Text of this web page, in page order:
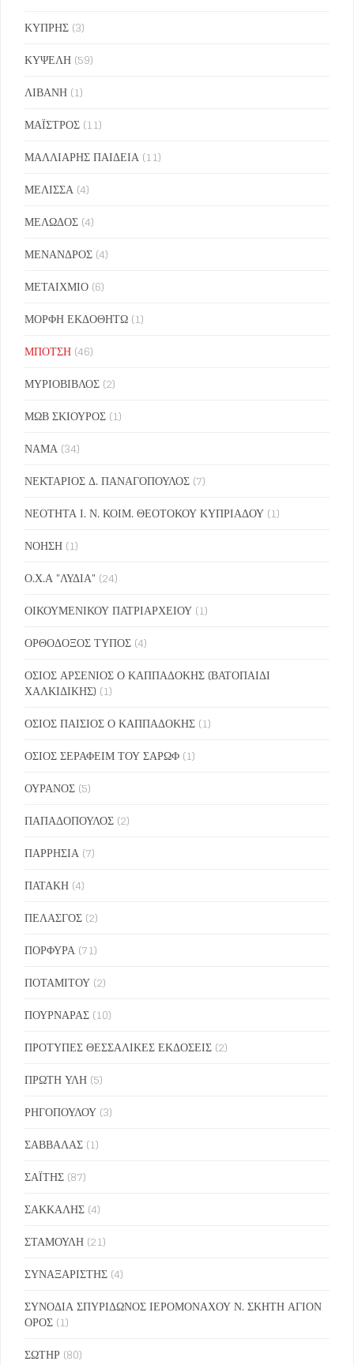
ΚΥΠΡΗΣ (3)
ΚΥΨΕΛΗ (59)
ΛΙΒΑΝΗ (1)
ΜΑΪΣΤΡΟΣ (11)
ΜΑΛΛΙΑΡΗΣ ΠΑΙΔΕΙΑ (11)
ΜΕΛΙΣΣΑ (4)
ΜΕΛΩΔΟΣ (4)
ΜΕΝΑΝΔΡΟΣ (4)
ΜΕΤΑΙΧΜΙΟ (6)
ΜΟΡΦΗ ΕΚΔΟΘΗΤΩ (1)
ΜΠΟΤΣΗ (46)
ΜΥΡΙΟΒΙΒΛΟΣ (2)
ΜΩΒ ΣΚΙΟΥΡΟΣ (1)
ΝΑΜΑ (34)
ΝΕΚΤΑΡΙΟΣ Δ. ΠΑΝΑΓΟΠΟΥΛΟΣ (7)
ΝΕΟΤΗΤΑ Ι. Ν. ΚΟΙΜ. ΘΕΟΤΟΚΟΥ ΚΥΠΡΙΑΔΟΥ (1)
ΝΟΗΣΗ (1)
Ο.Χ.Α "ΛΥΔΙΑ" (24)
ΟΙΚΟΥΜΕΝΙΚΟΥ ΠΑΤΡΙΑΡΧΕΙΟΥ (1)
ΟΡΘΟΔΟΞΟΣ ΤΥΠΟΣ (4)
ΟΣΙΟΣ ΑΡΣΕΝΙΟΣ Ο ΚΑΠΠΑΔΟΚΗΣ (ΒΑΤΟΠΑΙΔΙ
ΧΑΛΚΙΔΙΚΗΣ) (1)
ΟΣΙΟΣ ΠΑΙΣΙΟΣ Ο ΚΑΠΠΑΔΟΚΗΣ (1)
ΟΣΙΟΣ ΣΕΡΑΦΕΙΜ ΤΟΥ ΣΑΡΩΦ (1)
ΟΥΡΑΝΟΣ (5)
ΠΑΠΑΔΟΠΟΥΛΟΣ (2)
ΠΑΡΡΗΣΙΑ (7)
ΠΑΤΑΚΗ (4)
ΠΕΛΑΣΓΟΣ (2)
ΠΟΡΦΥΡΑ (71)
ΠΟΤΑΜΙΤΟΥ (2)
ΠΟΥΡΝΑΡΑΣ (10)
ΠΡΟΤΥΠΕΣ ΘΕΣΣΑΛΙΚΕΣ ΕΚΔΟΣΕΙΣ (2)
ΠΡΩΤΗ ΥΛΗ (5)
ΡΗΓΟΠΟΥΛΟΥ (3)
ΣΑΒΒΑΛΑΣ (1)
ΣΑΪΤΗΣ (87)
ΣΑΚΚΑΛΗΣ (4)
ΣΤΑΜΟΥΛΗ (21)
ΣΥΝΑΞΑΡΙΣΤΗΣ (4)
ΣΥΝΟΔΙΑ ΣΠΥΡΙΔΩΝΟΣ ΙΕΡΟΜΟΝΑΧΟΥ Ν. ΣΚΗΤΗ ΑΓΙΟΝ
ΟΡΟΣ (1)
ΣΩΤΗΡ (80)